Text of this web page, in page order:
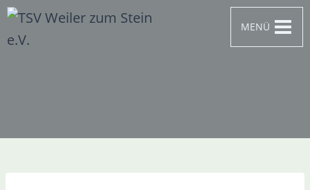
Zum
Inhalt
MENÜ